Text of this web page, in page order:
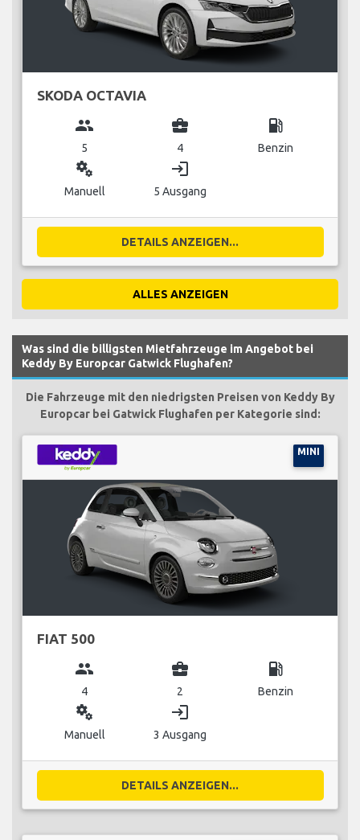
SKODA OCTAVIA
group
5
business_center
4
local_gas_station
Benzin
miscellaneous_services
Manuell
login
5 Ausgang
DETAILS ANZEIGEN...
ALLES ANZEIGEN
Was sind die billigsten Mietfahrzeuge im Angebot bei
Keddy By Europcar Gatwick Flughafen?
Die Fahrzeuge mit den niedrigsten Preisen von Keddy By
Europcar bei Gatwick Flughafen per Kategorie sind:
MINI
FIAT 500
group
4
business_center
2
local_gas_station
Benzin
miscellaneous_services
Manuell
login
3 Ausgang
DETAILS ANZEIGEN...